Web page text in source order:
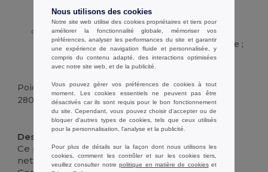
boutonnage renforcée à 2 boutons (bouton
supplémentaire à l'intérieur de la couture)
Longueur des manches et détails de coupe :
manches courtes avec poignets en bord-côte ;
corps coupé-cousu avec fentes latérales et
poche poitrine
Poids
280 g.
Stock élévé
Description :
Ce polo pour homme associe une silhouette
nette et moderne à un confort respirant.
Nous utilisons des cookies
Notre site web utilise des cookies propriétaires et tiers pour
améliorer la fonctionnalité globale, mémoriser vos
préférences, analyser les performances du site et garantir
une expérience de navigation fluide et personnalisée, y
compris du contenu adapté, des interactions optimisées
avec notre site web, et de la publicité.
Vous pouvez gérer vos préférences de cookies à tout
moment. Les cookies essentiels ne peuvent pas être
désactivés car ils sont requis pour le bon fonctionnement
du site. Cependant, vous pouvez choisir d’accepter ou de
bloquer d'autres types de cookies, tels que ceux utilisés
pour la personnalisation, l'analyse et la publicité.
Pour plus de détails sur la façon dont nous utilisons les
cookies, comment les contrôler et sur les cookies tiers,
veuillez consulter notrepolitique en matière de cookieset